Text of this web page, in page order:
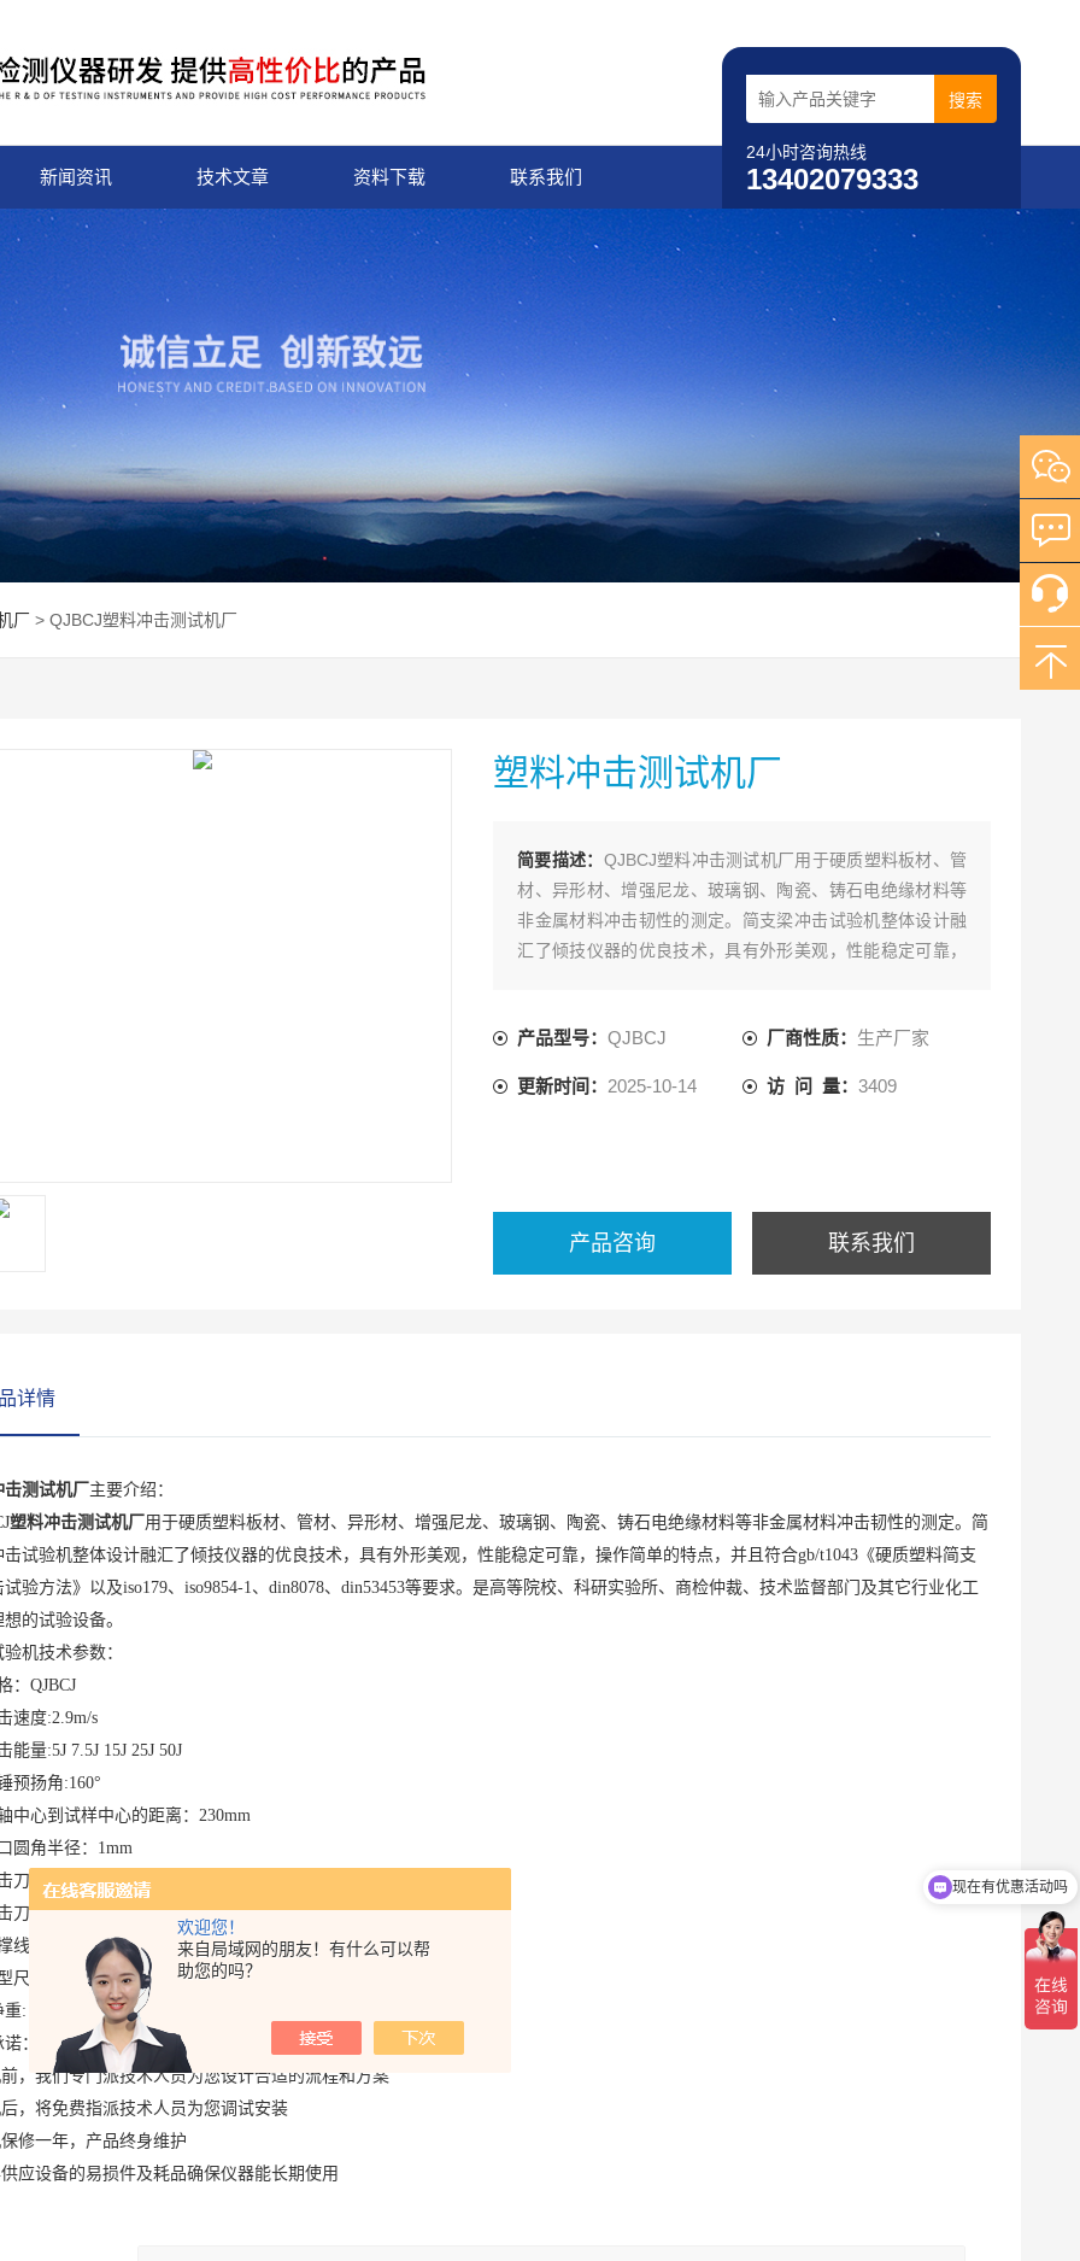
欢迎您！
来自局域网的朋友！有什么可以帮
助您的吗？
24小时咨询热线
13402079333
新闻资讯 技术文章 资料下载 联系我们
厂 > QJBCJ塑料冲击测试机厂
塑料冲击测试机厂
简要描述： QJBCJ塑料冲击测试机厂用于硬质塑料板材、管
材、异形材、增强尼龙、玻璃钢、陶瓷、铸石电绝缘材料等
非金属材料冲击韧性的测定。简支梁冲击试验机整体设计融
汇了倾技仪器的优良技术，具有外形美观，性能稳定可靠，
要求。是高等院校、科研实验所、商检仲裁、技术监督部门
产品型号：QJBCJ 厂商性质： 生产厂家
更新时间： 2025-10-14 访 问 量： 3409
产品咨询 联系我们
详情
测试机厂 主要介绍：
塑料冲击测试机厂 用于硬质塑料板材、管材、异形材、增强尼龙、玻璃钢、陶瓷、铸石电绝缘材料等非金属材料冲击韧性的测定。简
击试验机整体设计融汇了倾技仪器的优良技术，具有外形美观，性能稳定可靠，操作简单的特点，并且符合gb/t1043《硬质塑料简支
试验方法》以及iso179、iso9854-1、din8078、din53453等要求。是高等院校、科研实验所、商检仲裁、技术监督部门及其它行业化工
的试验设备。
机技术参数：
：QJBCJ
速度:2.9m/s
能量:5J 7.5J 15J 25J 50J
预扬角:160°
中心到试样中心的距离：230mm
圆角半径：1mm
刀刃夹角：30°
刀刃圆角半径：2mm
线间距离:60 40 70 95
尺寸:长280×宽250×高500mm
: 50kg
：
，我们专门派技术人员为您设计合适的流程和方案
，将免费指派技术人员为您调试安装
修一年，产品终身维护
应设备的易损件及耗品确保仪器能长期使用
可以介绍下你们的产品么
现在有优惠活动吗